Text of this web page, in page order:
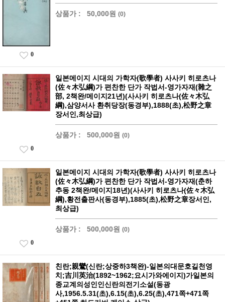
상품가 : 50,000원 (0)
0
일본메이지 시대의 가학자(歌學者) 사사키 히로츠나
(佐々木弘綱)가 편찬한 단가 작법서-영가자재(雜之
部, 2책완/메이지21년)(사사키 히로츠나(佐々木弘
綱),삼양서사 환취당장(동경부),1888(초),松野之章
장서인,최상급)
상품가 : 500,000원 (0)
0
일본메이지 시대의 가학자(歌學者) 사사키 히로츠나
(佐々木弘綱)가 편찬한 단가 작법서-영가자재(춘하
추동 2책완/메이지18년)(사사키 히로츠나(佐々木弘
綱),황전출판사(동경부),1885(초),松野之章장서인,
최상급)
상품가 : 500,000원 (0)
0
친란;親鸞(신란;상중하3책완)-일본의대문호길천영
치;吉川英治(1892~1962;요시가와에이지)가일본의
종교계의성인인신란의전기소설(동광
사,1956.5.31(초),6.15(초),6.25(초),471쪽+471쪽